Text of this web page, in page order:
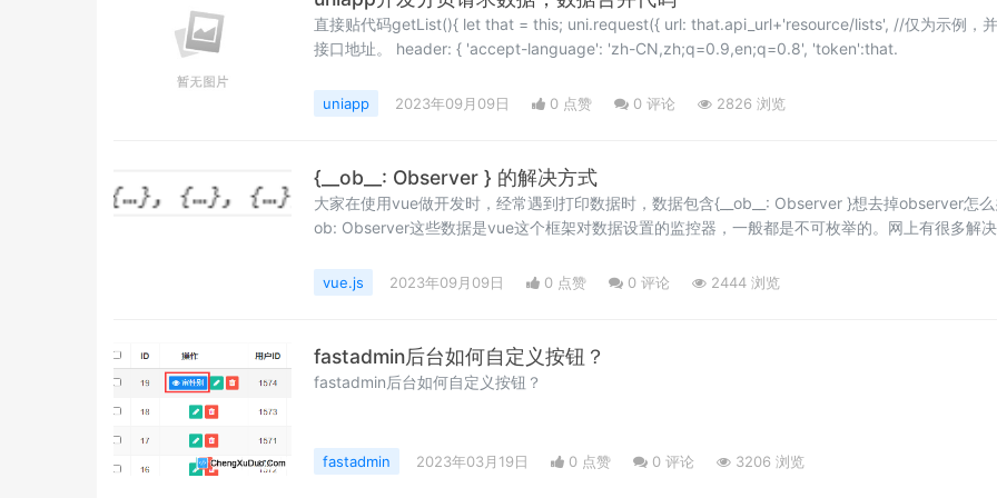
直接贴代码getList(){ let that = this; uni.request({ url: that.api_url+'resource/lists', //仅为示例，并非真实
接口地址。 header: { 'accept-language': 'zh-CN,zh;q=0.9,en;q=0.8', 'token':that.
uniapp 2023年09月09日 0 点赞 0 评论 2826 浏览
{__ob__: Observer } 的解决方式
大家在使用vue做开发时，经常遇到打印数据时，数据包含{__ob__: Observer }想去掉observer怎么
ob: Observer这些数据是vue这个框架对数据设置的监控器，一般都是不可枚举的。网上有很多解
Object.assign({},this.owner)。
vue.js 2023年09月09日 0 点赞 0 评论 2444 浏览
fastadmin后台如何自定义按钮？
fastadmin后台如何自定义按钮？
fastadmin 2023年03月19日 0 点赞 0 评论 3206 浏览